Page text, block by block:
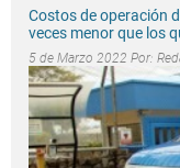
Costos de operación
veces menor que los
5 de Marzo 2022 Por: